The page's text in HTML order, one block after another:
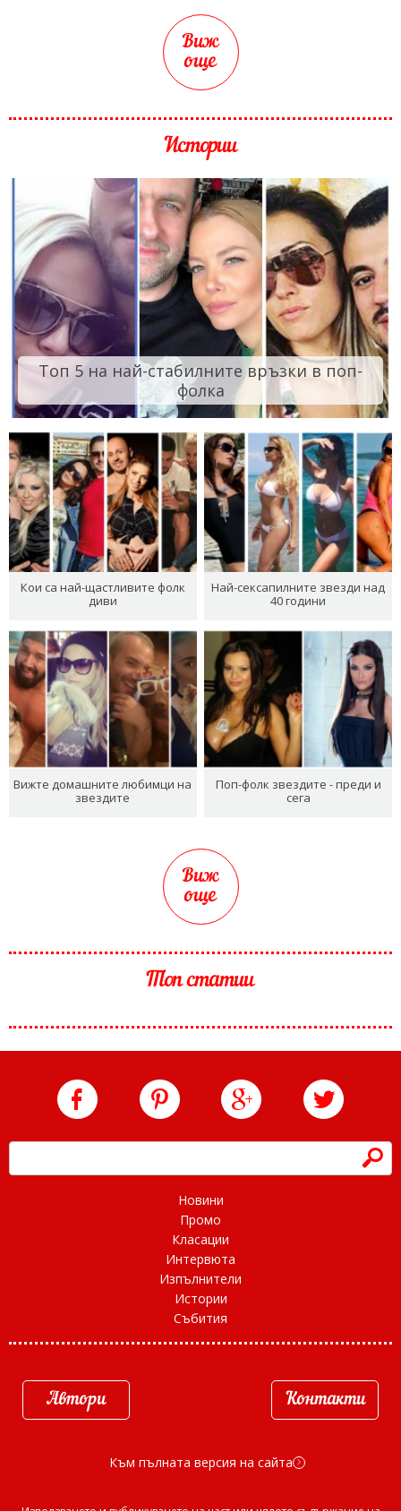
Виж
още
Истории
Топ 5 на най-стабилните връзки в поп-
фолка
Кои са най-щастливите фолк
диви
Най-сексапилните звезди над
40 години
Вижте домашните любимци на
звездите
Поп-фолк звездите - преди и
сега
Виж
още
Топ статии
h
Новини
Промо
Класации
Интервюта
Изпълнители
Истории
Събития
Автори Контакти
Към пълната версия на сайта d